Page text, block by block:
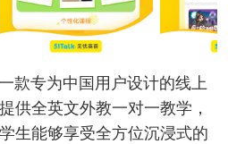
款专为中国用户设计的线上
供全英文外教一对一教学，
生能够享受全方位沉浸式的